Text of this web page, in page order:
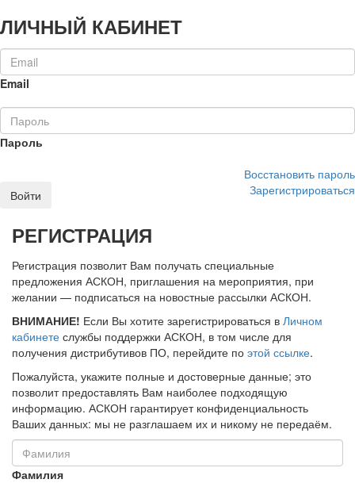
ЛИЧНЫЙ КАБИНЕТ
Email
Пароль
Восстановить пароль
Войти
Зарегистрироваться
РЕГИСТРАЦИЯ
Регистрация позволит Вам получать специальные
предложения АСКОН, приглашения на мероприятия, при
желании — подписаться на новостные рассылки АСКОН.
ВНИМАНИЕ! Если Вы хотите зарегистрироваться в Личном
кабинете службы поддержки АСКОН, в том числе для
получения дистрибутивов ПО, перейдите по этой ссылке.
Пожалуйста, укажите полные и достоверные данные; это
позволит предоставлять Вам наиболее подходящую
информацию. АСКОН гарантирует конфиденциальность
Ваших данных: мы не разглашаем их и никому не передаём.
Фамилия